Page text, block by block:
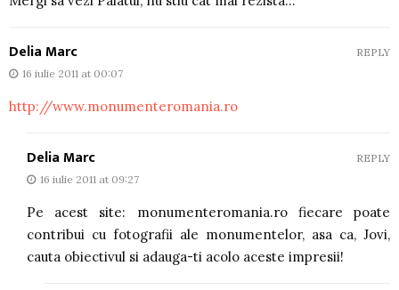
Delia Marc
16 iulie 2011 at 00:07
http://www.monumenteromania.ro
REPLY
Delia Marc
16 iulie 2011 at 09:27
Pe acest site: monumenteromania.ro fiecare poate
contribui cu fotografii ale monumentelor, asa ca, Jovi,
cauta obiectivul si adauga-ti acolo aceste impresii!
REPLY